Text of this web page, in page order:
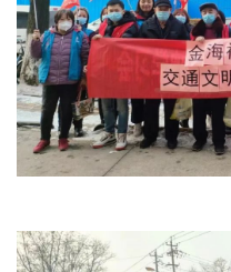
资料库